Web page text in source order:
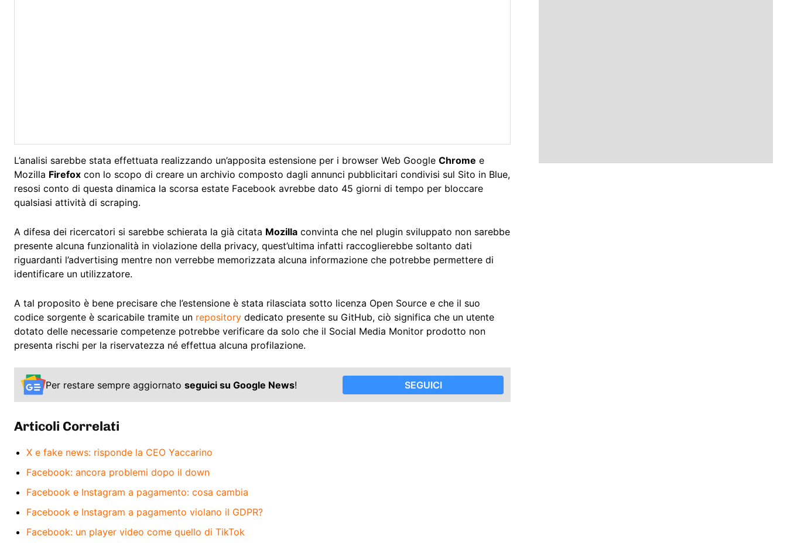
L’analisi sarebbe stata effettuata realizzando un’apposita estensione per i browser Web Google Chrome e
Mozilla Firefox con lo scopo di creare un archivio composto dagli annunci pubblicitari condivisi sul Sito in Blue,
resosi conto di questa dinamica la scorsa estate Facebook avrebbe dato 45 giorni di tempo per bloccare
qualsiasi attività di scraping.
A difesa dei ricercatori si sarebbe schierata la già citata Mozilla convinta che nel plugin sviluppato non sarebbe
presente alcuna funzionalità in violazione della privacy, quest’ultima infatti raccoglierebbe soltanto dati
riguardanti l’advertising mentre non verrebbe memorizzata alcuna informazione che potrebbe permettere di
identificare un utilizzatore.
A tal proposito è bene precisare che l’estensione è stata rilasciata sotto licenza Open Source e che il suo
codice sorgente è scaricabile tramite un repository dedicato presente su GitHub, ciò significa che un utente
dotato delle necessarie competenze potrebbe verificare da solo che il Social Media Monitor prodotto non
presenta rischi per la riservatezza né effettua alcuna profilazione.
Per restare sempre aggiornato seguici su Google News! SEGUICI
Articoli Correlati
X e fake news: risponde la CEO Yaccarino
Facebook: ancora problemi dopo il down
Facebook e Instagram a pagamento: cosa cambia
Facebook e Instagram a pagamento violano il GDPR?
Facebook: un player video come quello di TikTok